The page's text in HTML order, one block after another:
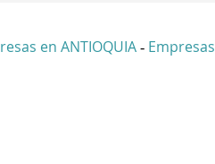
en ANTIOQUIA -